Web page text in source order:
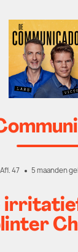
Afl. 47 5 maanden